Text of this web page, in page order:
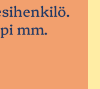
mm.